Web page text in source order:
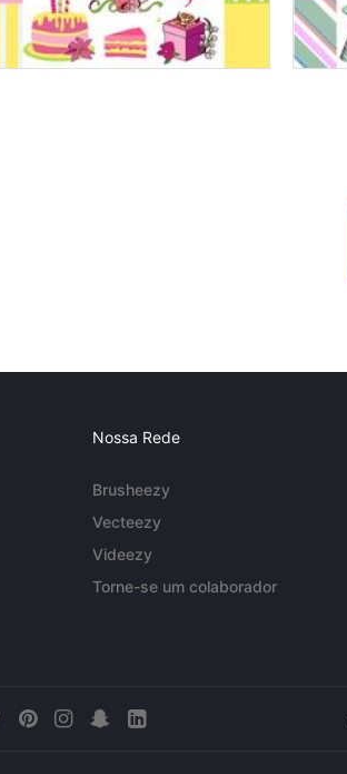
Nossa Rede
Brusheezy
Vecteezy
Videezy
Torne-se um colaborador